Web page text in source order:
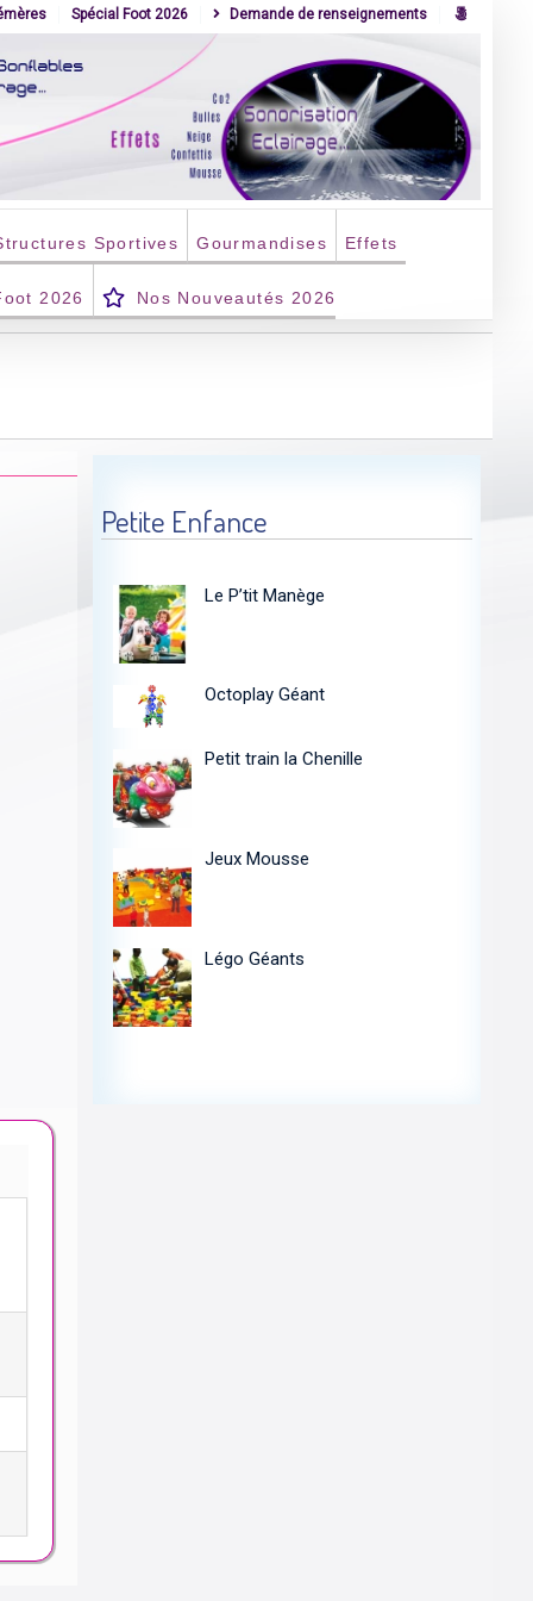
Spécial Foot 2026 Demande de renseignements
Sportives Gourmandises Effets
2026 Nos Nouveautés 2026
Petite Enfance
Le P’tit Manège
Octoplay Géant
Petit train la Chenille
Jeux Mousse
Légo Géants